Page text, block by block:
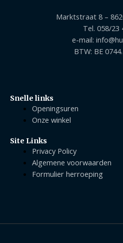
Marktstraat 8 –
Tel. 058/23
e-mail:
BTW: BE
Snelle links
Openingsuren
Onze winkel
Site Links
Privacy Policy
Algemene voorwaarden
Formulier herroeping